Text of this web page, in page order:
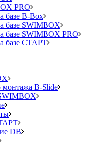
PRO
базе B-Box
базе SWIMBOX
базе SWIMBOX PRO
базе СТАРТ
B-Slide
DB